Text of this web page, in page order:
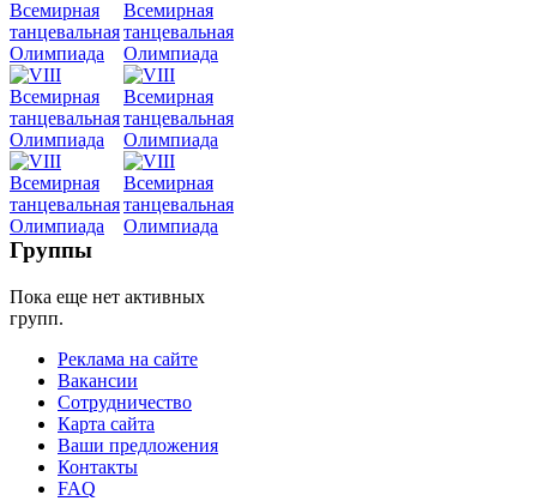
Группы
Пока еще нет активных
групп.
Реклама на сайте
Вакансии
Сотрудничество
Карта сайта
Ваши предложения
Контакты
FAQ